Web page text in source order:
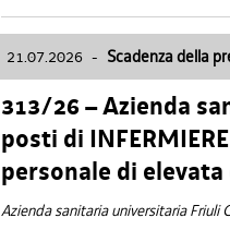
21.07.2026 - Scadenza della
313/26 – Azienda
posti di
personale di
Azienda sanitaria universitaria Friuli